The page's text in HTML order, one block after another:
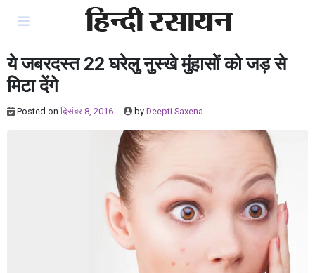
content
ये जबरदस्त 22 घरेलु नुस्खे मुंहासों को जड़ से
मिटा देंगे
Posted on दिसंबर 8, 2016 by Deepti Saxena